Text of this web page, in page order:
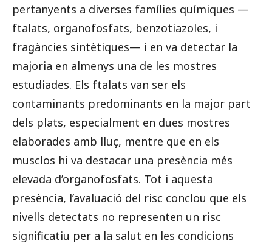
pertanyents a diverses famílies químiques —
ftalats, organofosfats, benzotiazoles, i
fragàncies sintètiques— i en va detectar la
majoria en almenys una de les mostres
estudiades. Els ftalats van ser els
contaminants predominants en la major part
dels plats, especialment en dues mostres
elaborades amb lluç, mentre que en els
musclos hi va destacar una presència més
elevada d’organofosfats. Tot i aquesta
presència, l’avaluació del risc conclou que els
nivells detectats no representen un risc
significatiu per a la salut en les condicions